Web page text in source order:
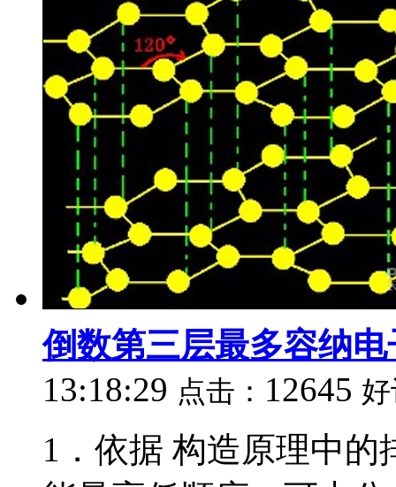
倒数第三层最多容纳
13:18:29 点击： 12645
1．依据 构造原理中